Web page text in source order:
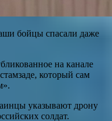
бойцы спасали даже
на канале
который сам
указывают дрону
солдат.